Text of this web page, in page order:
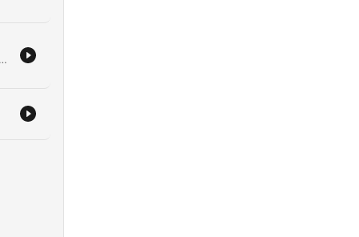
L'episodio esplora le particolarità dei Mondiali di calcio del 1966, definiti come l'edizione dei grandi furti e delle polemiche arbitrali. La narrazione ripercorre il furto della Coppa Jules Rimet a Londra e il suo insolito ritrovamento grazie al cane Pickles, per poi analizzare il controverso gol fantasma nella finale tra Inghilterra e Germania Ovest. Il racconto si estende alle prestazioni della nazionale italiana, segnate dalla sconfitta contro la Corea del Nord e dal ritorno in Italia tra gli applausi e i critici, concludendo con una riflessione sul destino della trofeo originale e l'eredità di quel torneo.